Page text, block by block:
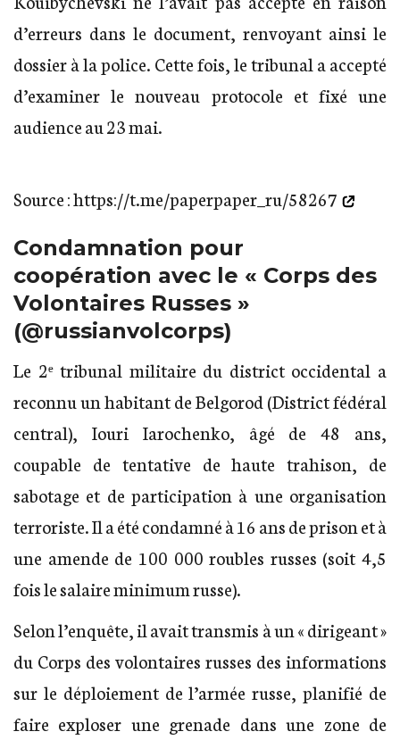
d’erreurs dans le document, renvoyant ainsi le
dossier à la police. Cette fois, le tribunal a accepté
d’examiner le nouveau protocole et fixé une
audience au 23 mai.
Source :https://t.me/paperpaper_ru/58267
Condamnation pour
coopération avec le « Corps des
Volontaires Russes »
(@russianvolcorps)
Le 2ᵉ tribunal militaire du district occidental a
reconnu un habitant de Belgorod (District fédéral
central), Iouri Iarochenko, âgé de 48 ans,
coupable de tentative de haute trahison, de
sabotage et de participation à une organisation
terroriste. Il a été condamné à 16 ans de prison et à
une amende de 100 000 roubles russes (soit 4,5
fois le salaire minimum russe).
Selon l’enquête, il avait transmis à un « dirigeant »
du Corps des volontaires russes des informations
sur le déploiement de l’armée russe, planifié de
faire exploser une grenade dans une zone de